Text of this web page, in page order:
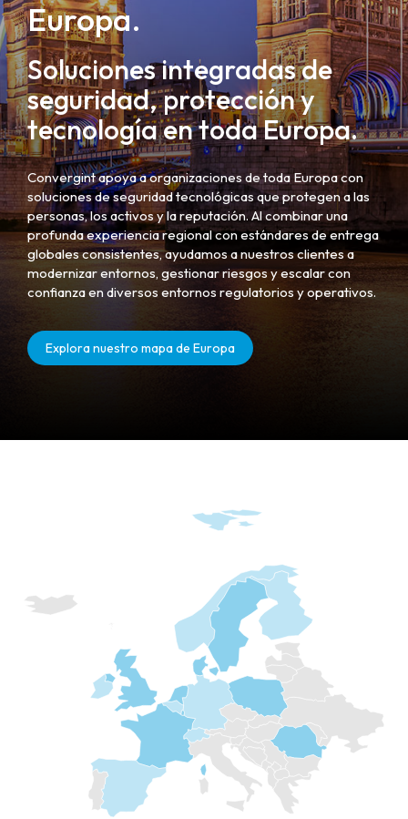
Europa.
Soluciones integradas de
seguridad, protección y
tecnología en toda Europa.
Convergint apoya a organizaciones de toda Europa con
soluciones de seguridad tecnológicas que protegen a las
personas, los activos y la reputación. Al combinar una
profunda experiencia regional con estándares de entrega
globales consistentes, ayudamos a nuestros clientes a
modernizar entornos, gestionar riesgos y escalar con
confianza en diversos entornos regulatorios y operativos.
Explora nuestro mapa de Europa